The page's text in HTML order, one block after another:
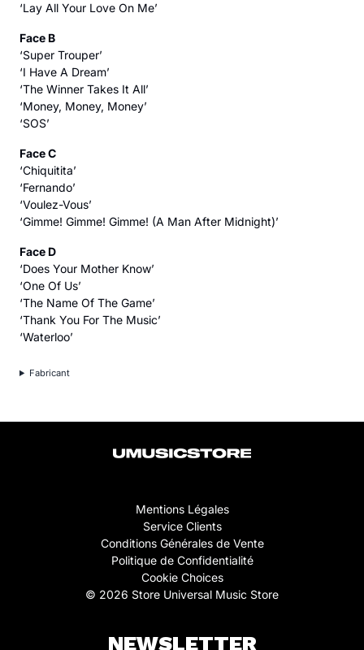
‘Lay All Your Love On Me’
Face B
‘Super Trouper’
‘I Have A Dream’
‘The Winner Takes It All’
‘Money, Money, Money’
‘SOS’
Face C
‘Chiquitita’
‘Fernando’
‘Voulez-Vous’
‘Gimme! Gimme! Gimme! (A Man After Midnight)’
Face D
‘Does Your Mother Know’
‘One Of Us’
‘The Name Of The Game’
‘Thank You For The Music’
‘Waterloo’
Fabricant
Mentions Légales
Service Clients
Conditions Générales de Vente
Politique de Confidentialité
Cookie Choices
© 2026 Store Universal Music Store